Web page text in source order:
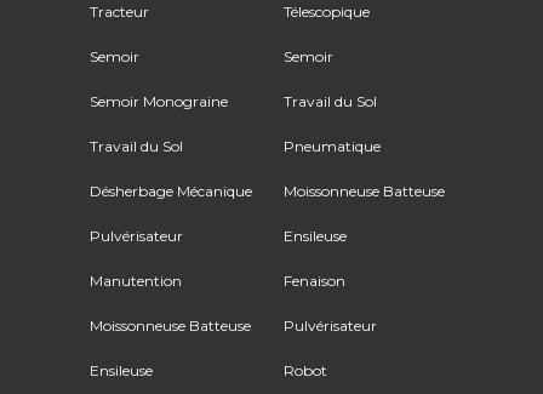
Tracteur
Semoir
Semoir Monograine
Travail du Sol
Désherbage Mécanique
Pulvérisateur
Manutention
Moissonneuse Batteuse
Ensileuse
Télescopique
Semoir
Travail du Sol
Pneumatique
Moissonneuse Batteuse
Ensileuse
Fenaison
Pulvérisateur
Robot